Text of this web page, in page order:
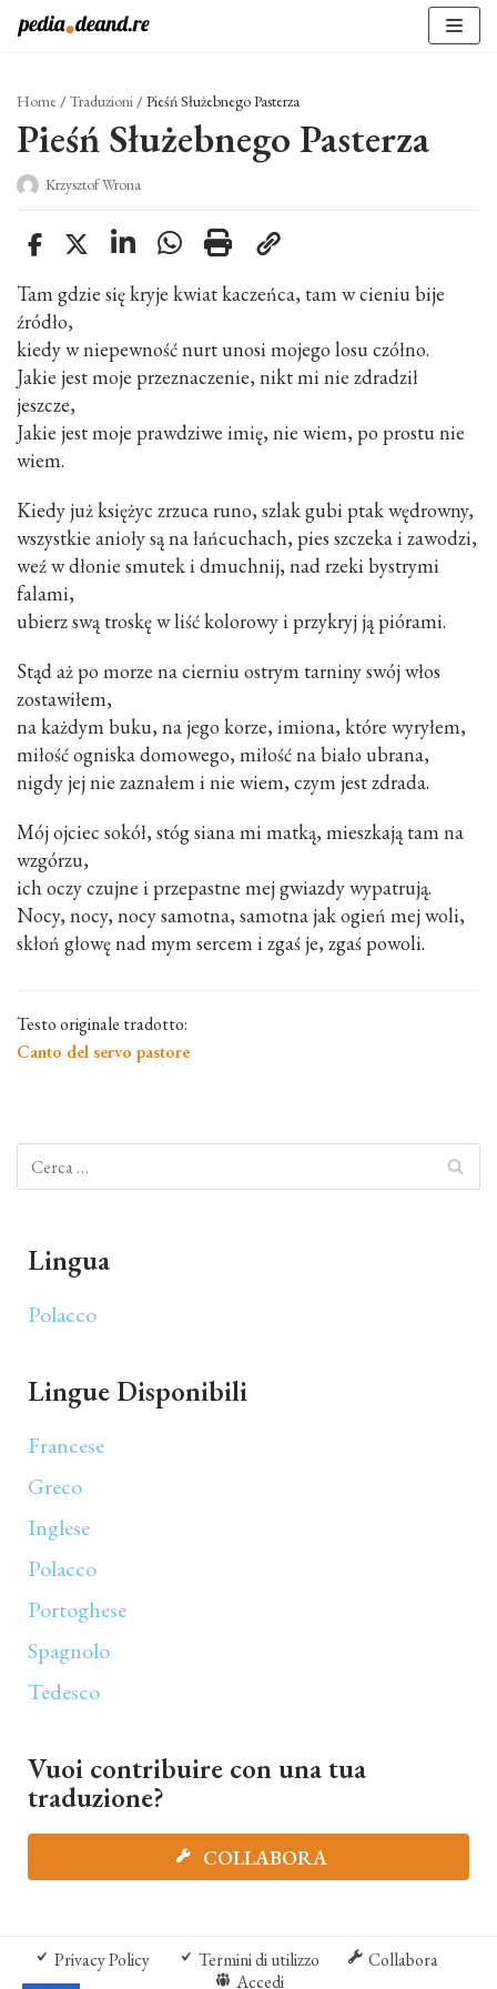
Vai
Home / Traduzioni / Pieśń Służebnego Pasterza
Pieśń Służebnego Pasterza
Krzysztof Wrona
Tam gdzie się kryje kwiat kaczeńca, tam w cieniu bije
źródło,
kiedy w niepewność nurt unosi mojego losu czółno.
Jakie jest moje przeznaczenie, nikt mi nie zdradził
jeszcze,
Jakie jest moje prawdziwe imię, nie wiem, po prostu nie
wiem.
Kiedy już księżyc zrzuca runo, szlak gubi ptak wędrowny,
wszystkie anioły są na łańcuchach, pies szczeka i zawodzi,
weź w dłonie smutek i dmuchnij, nad rzeki bystrymi
falami,
ubierz swą troskę w liść kolorowy i przykryj ją piórami.
Stąd aż po morze na cierniu ostrym tarniny swój włos
zostawiłem,
na każdym buku, na jego korze, imiona, które wyryłem,
miłość ogniska domowego, miłość na biało ubrana,
nigdy jej nie zaznałem i nie wiem, czym jest zdrada.
Mój ojciec sokół, stóg siana mi matką, mieszkają tam na
wzgórzu,
ich oczy czujne i przepastne mej gwiazdy wypatrują.
Nocy, nocy, nocy samotna, samotna jak ogień mej woli,
skłoń głowę nad mym sercem i zgaś je, zgaś powoli.
Testo originale tradotto:
Canto del servo pastore
Lingua
Polacco
Lingue Disponibili
Francese
Greco
Inglese
Polacco
Portoghese
Spagnolo
Tedesco
Vuoi contribuire con una tua
traduzione?
COLLABORA
Privacy Policy Termini di utilizzo
Collabora
Accedi